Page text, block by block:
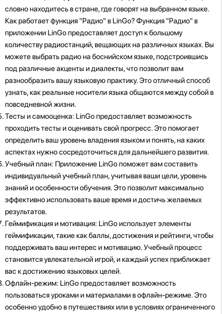
словно находитесь в стране, где говорят на выбранном языке.
Как работает функция "Радио" в LinGo? Функция "Радио" в
приложении LinGo предоставляет доступ к большому
количеству радиостанций, вещающих на различных языках. Вы
можете выбрать радио на боснийском языке, подстроившись
под различные акценты и диалекты, что позволит вам
разнообразить вашу языковую практику. Это отличный способ
узнать, как реальные носители языка общаются между собой в
повседневной жизни.
Тесты и самооценка: LinGo предоставляет возможность
проходить тесты и оценивать свой прогресс. Это помогает
определить ваш уровень владения языком и понять, на каких
аспектах нужно сосредоточиться для дальнейшего развития.
Учебный план: Приложение LinGo поможет вам составить
индивидуальный учебный план, учитывая ваши цели, уровень
знаний и особенности обучения. Это позволит максимально
эффективно использовать ваше время и достичь желаемых
результатов.
Геймификация и мотивация: LinGo использует элементы
геймификации, такие как баллы, достижения и рейтинги, чтобы
поддерживать ваш интерес и мотивацию. Учебный процесс
становится увлекательной игрой, и каждый успех приближает
вас к достижению языковых целей.
Офлайн-режим: LinGo предоставляет возможность
пользоваться уроками и материалами в офлайн-режиме. Это
особенно удобно в путешествиях или в условиях ограниченного